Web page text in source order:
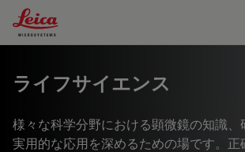
Leica Microsystems Logo
ライフサイエンス
様々な科学分野における顕微鏡の知識、
実用的な応用を深めるための場です。